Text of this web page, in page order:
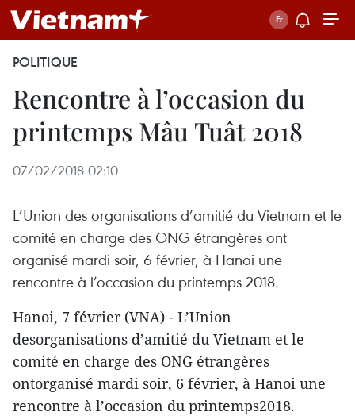
POLITIQUE
Rencontre à l’occasion du
printemps Mâu Tuât 2018
07/02/2018 02:10
L’Union des organisations d’amitié du Vietnam et le
comité en charge des ONG étrangères ont
organisé mardi soir, 6 février, à Hanoi une
rencontre à l’occasion du printemps 2018.
Hanoi, 7 février (VNA) - L’Union
desorganisations d’amitié du Vietnam et le
comité en charge des ONG étrangères
ontorganisé mardi soir, 6 février, à Hanoi une
rencontre à l’occasion du printemps2018.